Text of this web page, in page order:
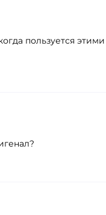
пользуется